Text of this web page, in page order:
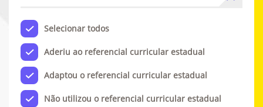
Selecionar todos
Aderiu ao referencial curricular estadual
Adaptou o referencial curricular estadual
Não utilizou o referencial curricular estadual